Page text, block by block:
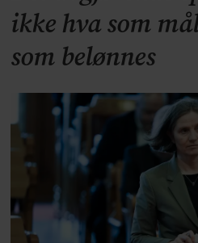
ikke hva som
som belønnes